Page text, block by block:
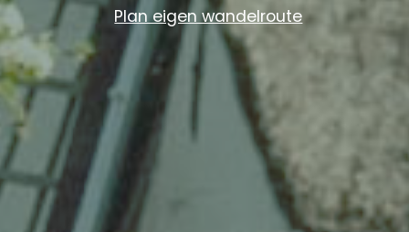
Plan eigen wandelroute